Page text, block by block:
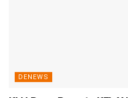
DENEWS